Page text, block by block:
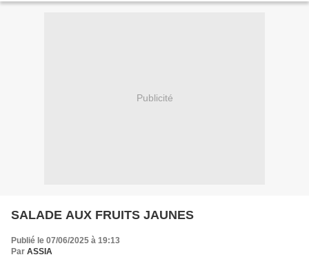
Publicité
SALADE AUX FRUITS JAUNES
Publié le 07/06/2025 à 19:13
Par ASSIA